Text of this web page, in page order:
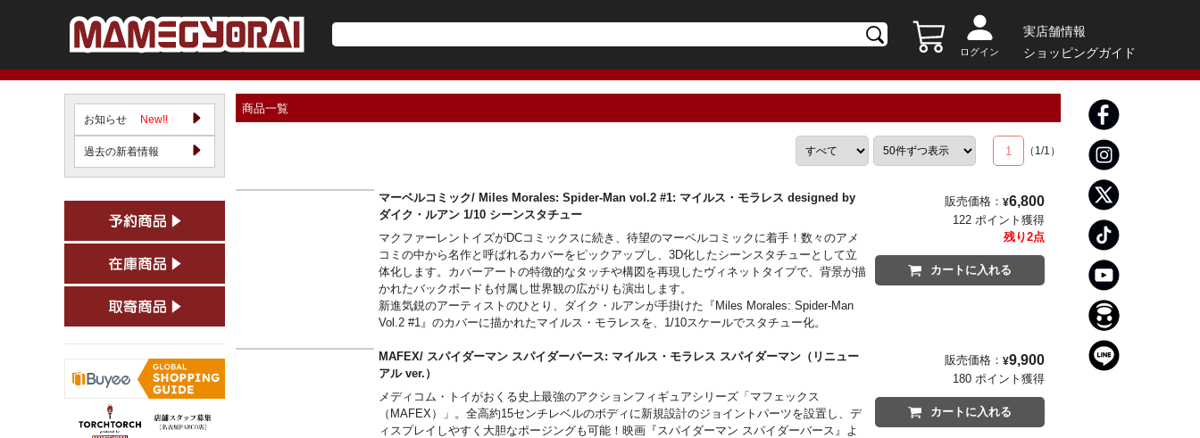
ログイン
実店舗情報
ショッピングガイド
お知らせ New!!
過去の新着情報
商品一覧
1 （ 1/1 ）
マーベルコミック/ Miles Morales: Spider-Man vol.2 #1: マイルス・モラレス designed by
ダイク・ルアン 1/10 シーンスタチュー
マクファーレントイズがDCコミックスに続き、待望のマーベルコミックに着手！数々のアメ
コミの中から名作と呼ばれるカバーをピックアップし、3D化したシーンスタチューとして立
体化します。カバーアートの特徴的なタッチや構図を再現したヴィネットタイプで、背景が描
かれたバックボードも付属し世界観の広がりも演出します。
新進気鋭のアーティストのひとり、ダイク・ルアンが手掛けた『Miles Morales: Spider-Man
Vol.2 #1』のカバーに描かれたマイルス・モラレスを、1/10スケールでスタチュー化。
販売価格： ¥6,800
122 ポイント獲得
残り2点
カートに入れる
MAFEX/ スパイダーマン スパイダーバース: マイルス・モラレス スパイダーマン（リニュー
アル ver.）
メディコム・トイがおくる史上最強のアクションフィギュアシリーズ「マフェックス
（MAFEX）」。全高約15センチレベルのボディに新規設計のジョイントパーツを設置し、デ
ィスプレイしやすく大胆なポージングも可能！映画『スパイダーマン スパイダーバース』よ
販売価格： ¥9,900
180 ポイント獲得
カートに入れる